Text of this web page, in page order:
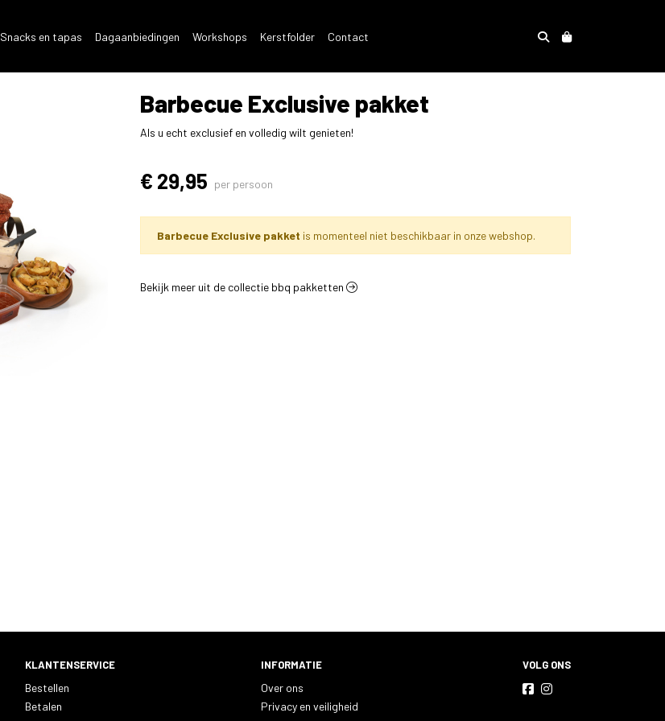
Snacks en tapas Dagaanbiedingen Workshops Kerstfolder Contact
Barbecue Exclusive pakket
Als u echt exclusief en volledig wilt genieten!
€ 29,95 per persoon
Barbecue Exclusive pakket is momenteel niet beschikbaar in onze webshop.
Bekijk meer uit de collectie bbq pakketten
KLANTENSERVICE
Bestellen
Betalen
INFORMATIE
Over ons
Privacy en veiligheid
VOLG ONS